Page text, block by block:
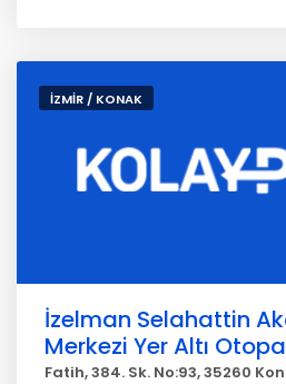
İZMİR / KONAK
İzelman Selahattin
Merkezi Yer Altı
Fatih, 384. Sk. No:93, 35260